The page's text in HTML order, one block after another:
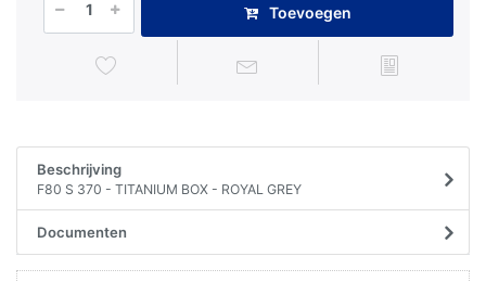
Toevoegen
Beschrijving
F80 S 370 - TITANIUM BOX - ROYAL GREY
Documenten